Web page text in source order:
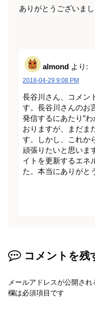
ありがとうございまし
almond より:
2018-04-29 9:08 PM
長谷川さん、コメン
す。長谷川さんのお
発信するにあたり”
おりますが、まだま
す。しかし、これか
頑張りたいと思いま
イトを更新するエネ
た。本当にありがと
コメントを残
メールアドレスが公開され
欄は必須項目です